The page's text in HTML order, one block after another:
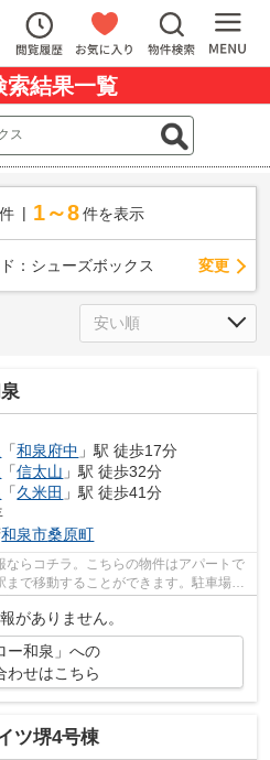
索結果一覧
件 1～8 件を表示
：シューズボックス 変更
「和泉府中 」駅 徒歩17分
「信太山 」駅 徒歩32分
「久米田 」駅 徒歩41分
和泉市桑原町
らコチラ。こちらの物件はアパートで
で移動することができます。駐車場ま
深...
がありません。
ー和泉」への
わせはこちら
ツ堺4号棟